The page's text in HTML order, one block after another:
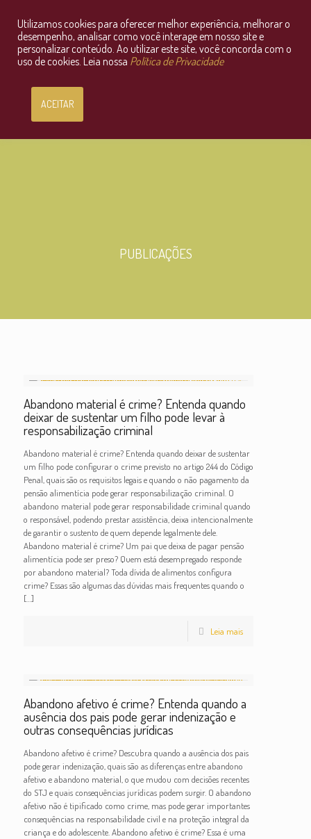
Consultoria Jurídica OnLine
PUBLICAÇÕES
Abandono material é crime? Entenda quando
deixar de sustentar um filho pode levar à
responsabilização criminal
Abandono material é crime? Entenda quando deixar de sustentar
um filho pode configurar o crime previsto no artigo 244 do Código
Penal, quais são os requisitos legais e quando o não pagamento da
pensão alimentícia pode gerar responsabilização criminal. O
abandono material pode gerar responsabilidade criminal quando
o responsável, podendo prestar assistência, deixa intencionalmente
de garantir o sustento de quem depende legalmente dele.
Abandono material é crime? Um pai que deixa de pagar pensão
alimentícia pode ser preso? Quem está desempregado responde
por abandono material? Toda dívida de alimentos configura
crime? Essas são algumas das dúvidas mais frequentes quando o
[…]
Leia mais
Abandono afetivo é crime? Entenda quando a
ausência dos pais pode gerar indenização e
outras consequências jurídicas
Abandono afetivo é crime? Descubra quando a ausência dos pais
pode gerar indenização, quais são as diferenças entre abandono
afetivo e abandono material, o que mudou com decisões recentes
do STJ e quais consequências jurídicas podem surgir. O abandono
afetivo não é tipificado como crime, mas pode gerar importantes
consequências na responsabilidade civil e na proteção integral da
criança e do adolescente. Abandono afetivo é crime? Essa é uma
Utilizamos cookies para oferecer melhor experiência, melhorar o
desempenho, analisar como você interage em nosso site e
personalizar conteúdo. Ao utilizar este site, você concorda com o
uso de cookies. Leia nossa Política de Privacidade
ACEITAR